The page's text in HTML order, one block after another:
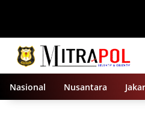
Nasional Nusantara